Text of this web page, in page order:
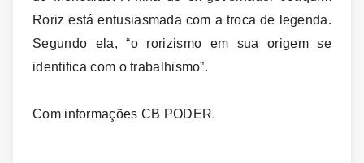
Roriz está entusiasmada com a troca de legenda.
Segundo ela, “o rorizismo em sua origem se
identifica com o trabalhismo”.
Com informações CB PODER.